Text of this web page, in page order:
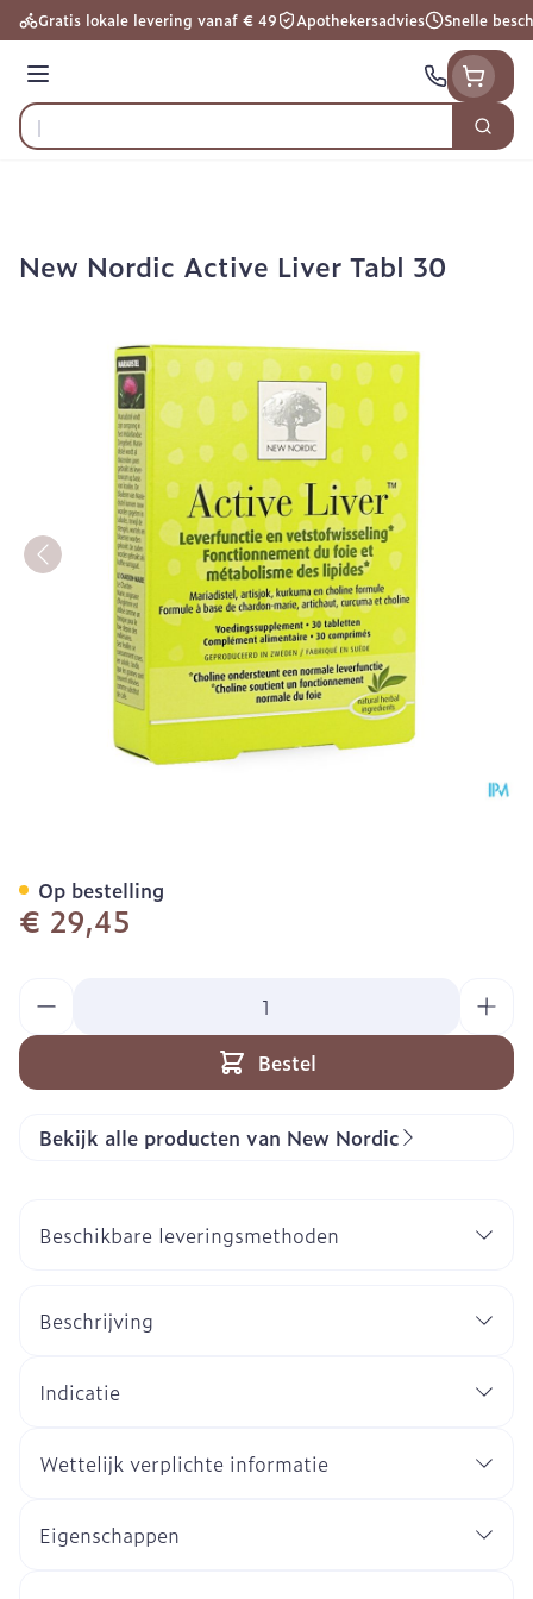
Ga naar de inhoud
Gratis lokale levering vanaf € 49 Apothekersadvies Snelle
Menu
Product, merk, categorie...
Zoek
New Nordic Active Liver Tabl 30
€ 29,45
Bestel
Op bestelling
Bekijk alle producten van New Nordic
Beschikbare leveringsmethoden
Beschrijving
Indicatie
Wettelijk verplichte informatie
Eigenschappen